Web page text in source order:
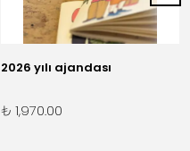
2026 yılı ajandası
₺ 1,970.00